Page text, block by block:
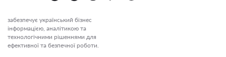
забезпечує український бізнес
інформацією, аналітикою та
технологічними рішеннями для
ефективної та безпечної роботи.